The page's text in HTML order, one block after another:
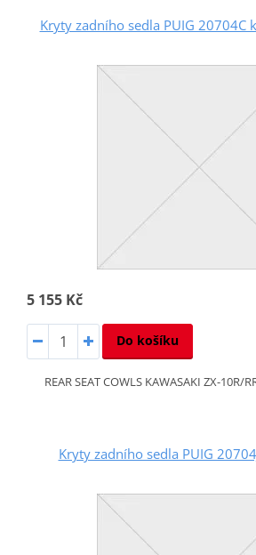
Kryty zadního sedla PUIG 20704C
5 155 Kč
Do košíku
REAR SEAT COWLS KAWASAKI ZX-10R/
Kryty zadního sedla PUIG